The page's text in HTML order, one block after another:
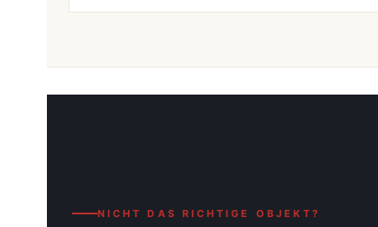
NICHT DAS RICHTIGE OBJEKT?